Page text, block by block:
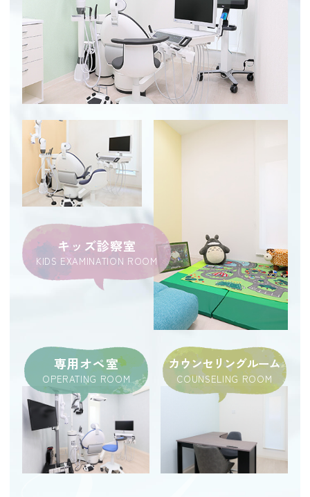
しの方へ｜見た目の美しさと将来の歯の寿
命を守る正しい噛み合わせの大切さ
キッズ診察室
KIDS EXAMINATION ROOM
専用オペ室
OPERATING ROOM
カウンセリングルーム
COUNSELING ROOM